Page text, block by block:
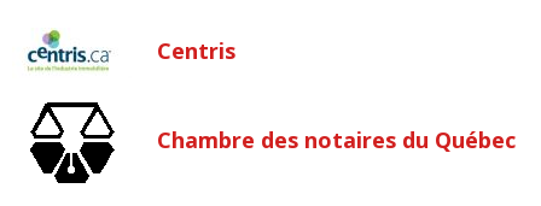
Centris
Chambre des notaires du Québec